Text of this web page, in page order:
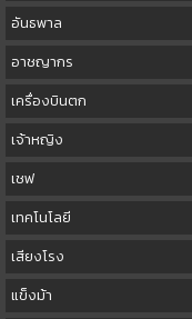
อันธพาล
อาชญากร
เครื่องบินตก
เจ้าหญิง
เชฟ
เทคโนโลยี
เสียงโรง
แข็งม้า